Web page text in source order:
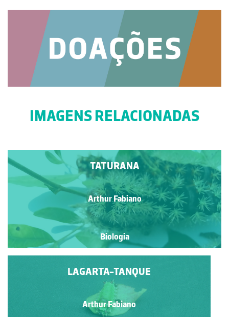
IMAGENS RELACIONADAS
TATURANA
Arthur Fabiano
Biologia
LAGARTA-TANQUE
Arthur Fabiano